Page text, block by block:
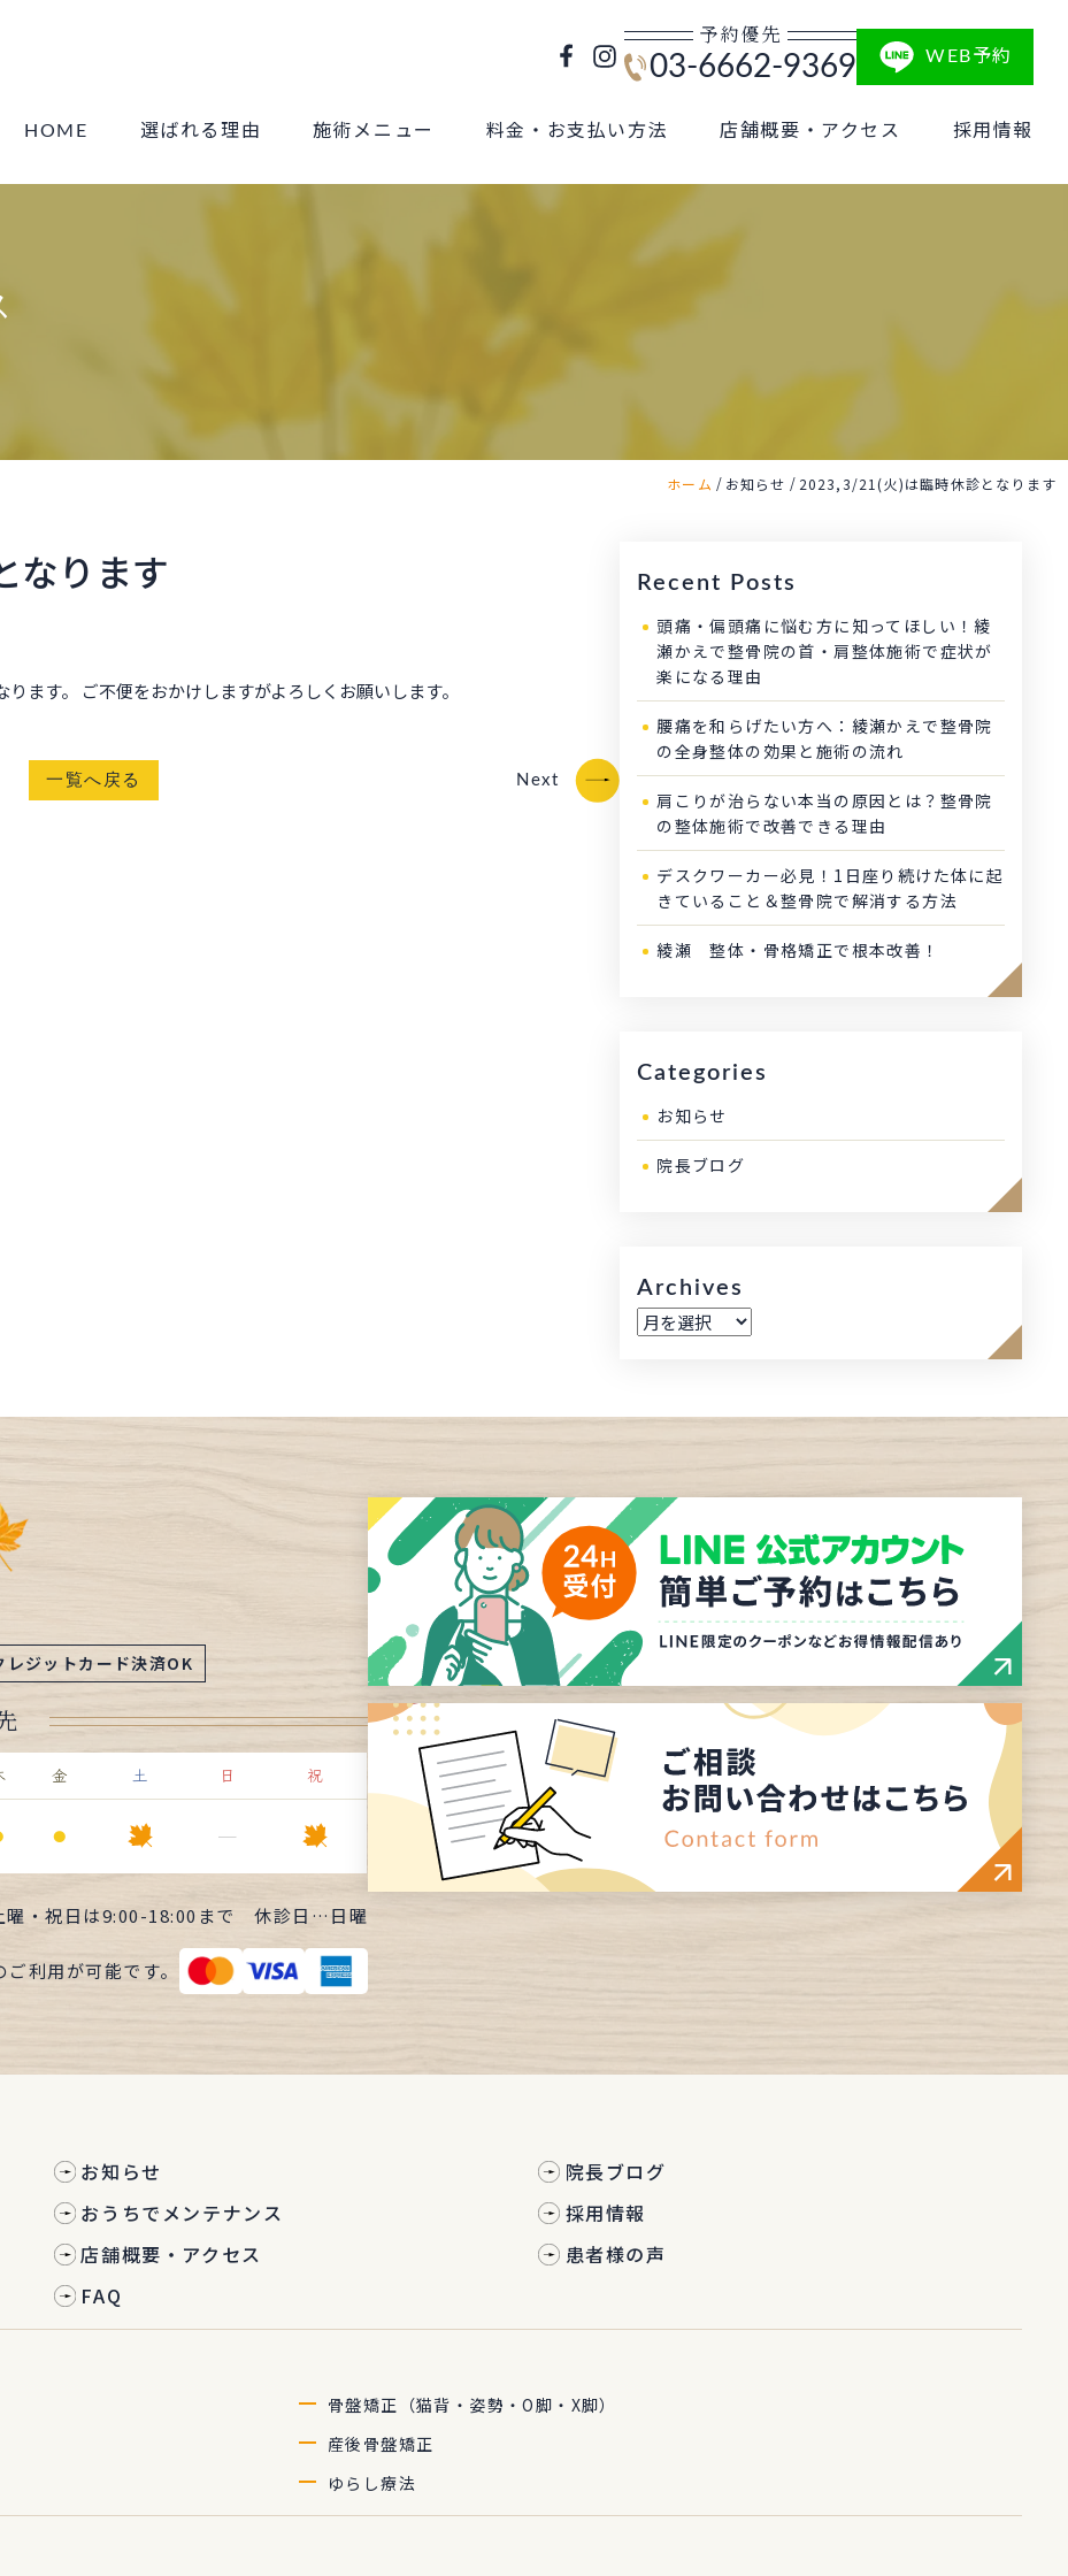
予約優先
03-6662-9369 WEB予約
HOME 選ばれる理由 施術メニュー 料金・お支払い方法 店舗概要・アクセス 採用情報
ホーム / お知らせ / 2023,3/21(火)は臨時休診となります
なります
ます。 ご不便をおかけしますがよろしくお願いします。
一覧へ戻る Next
Recent Posts
頭痛・偏頭痛に悩む方に知ってほしい！綾
瀬かえで整骨院の首・肩整体施術で症状が
楽になる理由
腰痛を和らげたい方へ：綾瀬かえで整骨院
の全身整体の効果と施術の流れ
肩こりが治らない本当の原因とは？整骨院
の整体施術で改善できる理由
デスクワーカー必見！1日座り続けた体に起
きていること＆整骨院で解消する方法
綾瀬 整体・骨格矯正で根本改善！
Categories
お知らせ
院長ブログ
Archives
ア
レジットカード決済OK
金 土 日 祝
⚫︎ ー
曜・祝日は9:00-18:00まで 休診日…日曜
利用が可能です。
お知らせ
院長ブログ
おうちでメンテナンス
採用情報
店舗概要・アクセス
患者様の声
FAQ
骨盤矯正（猫背・姿勢・O脚・X脚）
産後骨盤矯正
ゆらし療法